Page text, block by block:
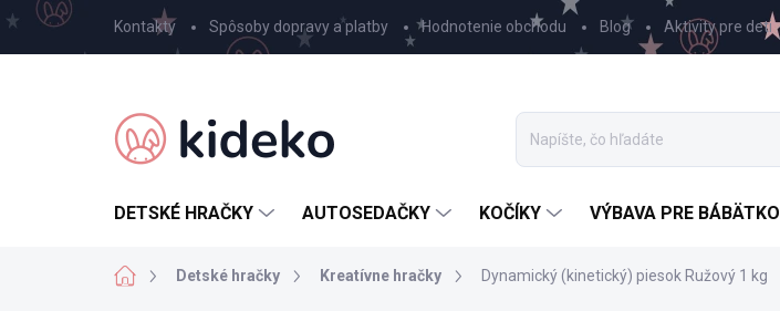
Prejsť
na
obsah
Kontakty Spôsoby dopravy a platby Hodnotenie obchodu Blog Aktivity pre deti
DETSKÉ HRAČKY AUTOSEDAČKY KOČÍKY VÝBAVA PRE BÁBÄTKO
DomovDetské hračky Kreatívne hračky Dynamický (kinetický) piesok Ružový 1 kg